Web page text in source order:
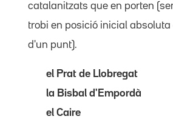
catalanitzats que en porten
trobi en posició inicial absoluta
d'un punt).
el Prat de Llobregat
la Bisbal d'Empordà
el Caire